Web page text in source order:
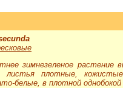
зимнезеленое
листья плотные,
белые, в плотной